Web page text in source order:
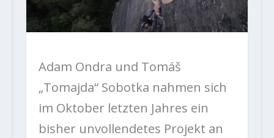
Adam Ondra und Tomáš
„Tomajda“ Sobotka nahmen sich
im Oktober letzten Jahres ein
bisher unvollendetes Projekt an